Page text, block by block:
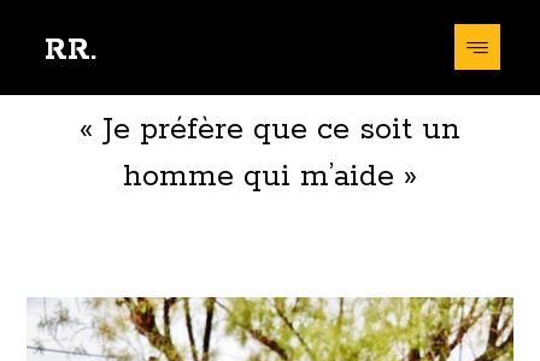
RR.
« Je préfère que ce soit un
homme qui m’aide »